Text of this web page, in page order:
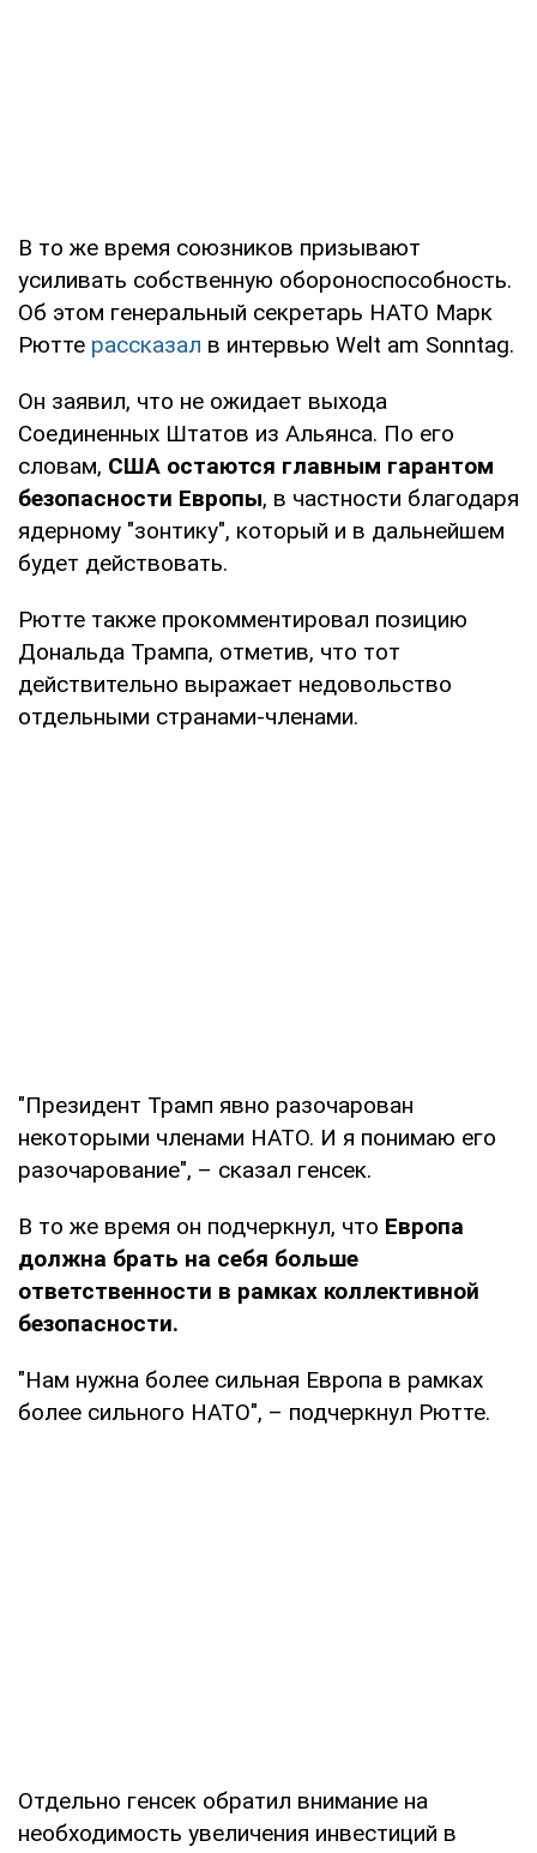
В то же время союзников призывают
усиливать собственную обороноспособность.
Об этом генеральный секретарь НАТО Марк
Рютте рассказал в интервью Welt am Sonntag.
Он заявил, что не ожидает выхода
Соединенных Штатов из Альянса. По его
словам, США остаются главным гарантом
безопасности Европы, в частности благодаря
ядерному "зонтику", который и в дальнейшем
будет действовать.
Рютте также прокомментировал позицию
Дональда Трампа, отметив, что тот
действительно выражает недовольство
отдельными странами-членами.
"Президент Трамп явно разочарован
некоторыми членами НАТО. И я понимаю его
разочарование", – сказал генсек.
В то же время он подчеркнул, что Европа
должна брать на себя больше
ответственности в рамках коллективной
безопасности.
"Нам нужна более сильная Европа в рамках
более сильного НАТО", – подчеркнул Рютте.
Отдельно генсек обратил внимание на
необходимость увеличения инвестиций в